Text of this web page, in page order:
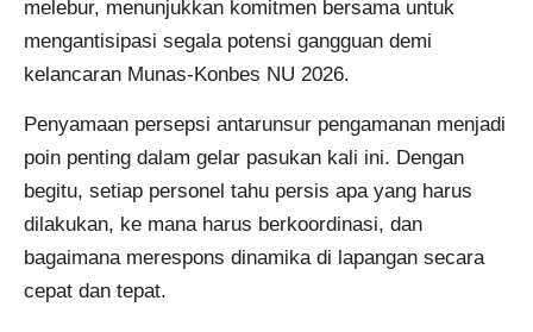
melebur, menunjukkan komitmen bersama untuk
mengantisipasi segala potensi gangguan demi
kelancaran Munas-Konbes NU 2026.
Penyamaan persepsi antarunsur pengamanan menjadi
poin penting dalam gelar pasukan kali ini. Dengan
begitu, setiap personel tahu persis apa yang harus
dilakukan, ke mana harus berkoordinasi, dan
bagaimana merespons dinamika di lapangan secara
cepat dan tepat.